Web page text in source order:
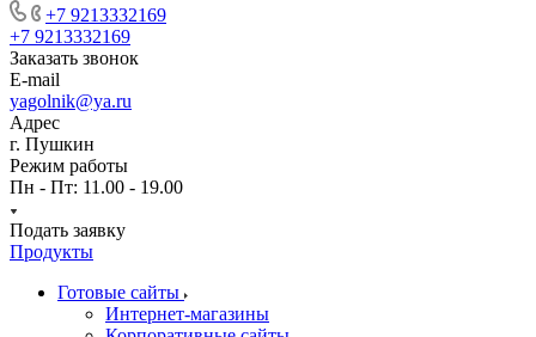
+7 9213332169
+7 9213332169
Заказать звонок
E-mail
yagolnik@ya.ru
Адрес
г. Пушкин
Режим работы
Пн - Пт: 11.00 - 19.00
Подать заявку
Продукты
Готовые сайты
Интернет-магазины